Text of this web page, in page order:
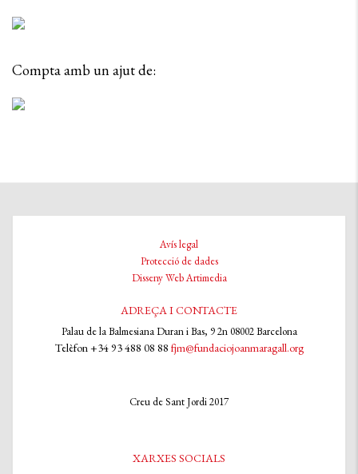
Compta amb un ajut de:
Avís legal
Protecció de dades
Disseny Web Artimedia
ADREÇA I CONTACTE
Palau de la Balmesiana Duran i Bas, 9 2n 08002 Barcelona
Telèfon +34 93 488 08 88 fjm@fundaciojoanmaragall.org
Creu de Sant Jordi 2017
XARXES SOCIALS